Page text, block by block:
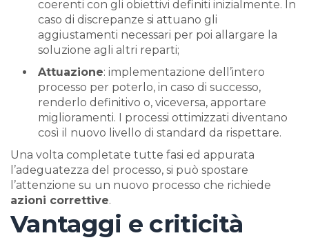
coerenti con gli obiettivi definiti inizialmente. In
caso di discrepanze si attuano gli
aggiustamenti necessari per poi allargare la
soluzione agli altri reparti;
Attuazione: implementazione dell’intero
processo per poterlo, in caso di successo,
renderlo definitivo o, viceversa, apportare
miglioramenti. I processi ottimizzati diventano
così il nuovo livello di standard da rispettare.
Una volta completate tutte fasi ed appurata
l’adeguatezza del processo, si può spostare
l’attenzione su un nuovo processo che richiede
azioni correttive.
Vantaggi e criticità